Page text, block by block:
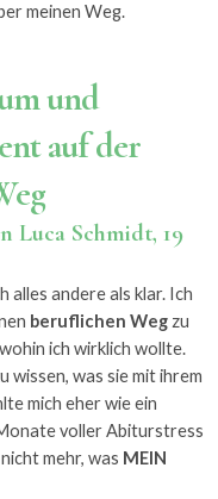
meinen Weg.
und
auf der
Luca Schmidt, 19
alles andere als klar. Ich
beruflichen Weg zu
ich wirklich wollte.
wissen, was sie mit ihrem
mich eher wie ein
voller Abiturstress
mehr, was MEIN